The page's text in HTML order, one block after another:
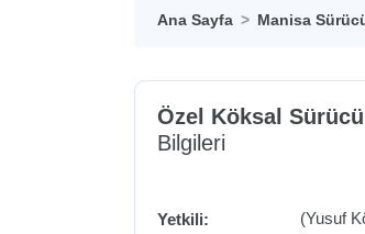
Ana Sayfa Manisa
Özel Köksal
Bilgileri
Yetkili: (Yusuf